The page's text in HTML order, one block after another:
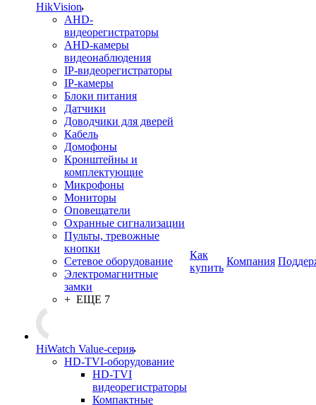
HikVision
AHD-
видеорегистраторы
AHD-камеры
видеонаблюдения
IP-видеорегистраторы
IP-камеры
Блоки питания
Датчики
Доводчики для дверей
Кабель
Домофоны
Кронштейны и
комплектующие
Микрофоны
Мониторы
Оповещатели
Охранные сигнализации
Пульты, тревожные
кнопки
Сетевое оборудование
Электромагнитные
замки
+ ЕЩЕ 7
HiWatch Value-серия
HD-TVI-оборудование
HD-TVI
видеорегистраторы
Компактные
Как
купить
Компания